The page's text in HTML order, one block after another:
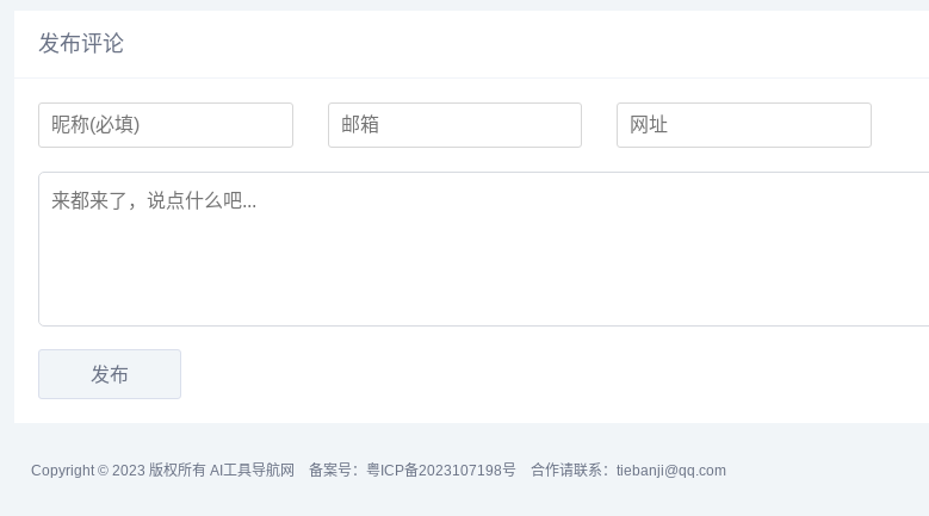
发布评论
Copyright © 2023 版权所有 AI工具导航网 备案号： 粤ICP备2023107198号 合作请联系：tiebanji@qq.com